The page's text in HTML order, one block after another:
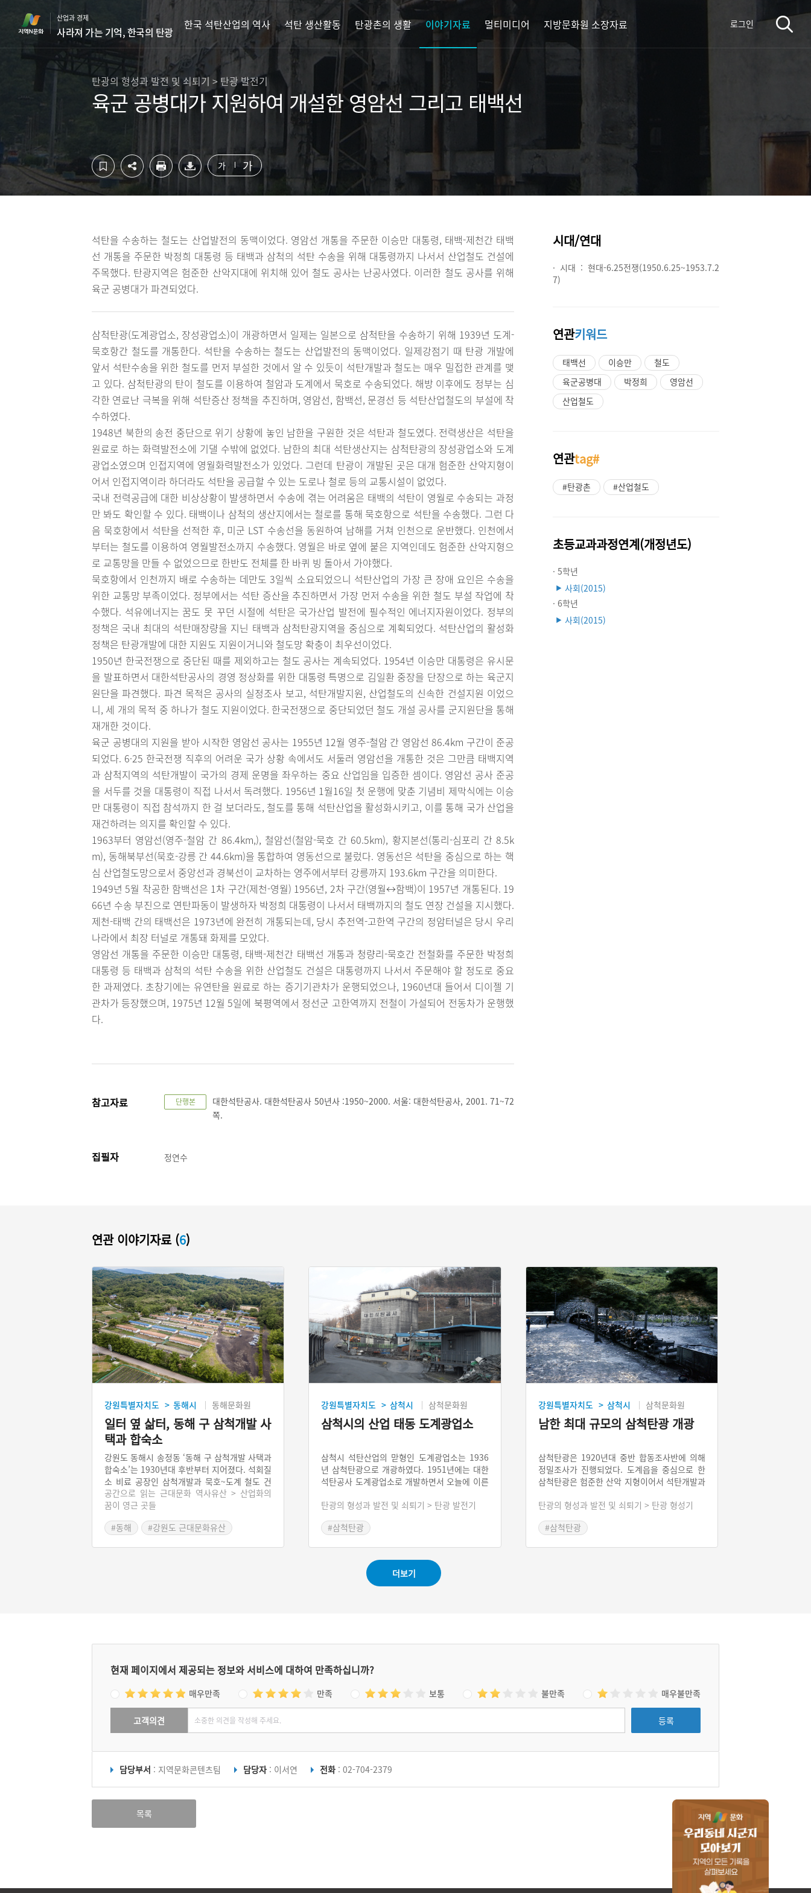
영
역
산업과 경제
사라져 가는 기억, 한국의 탄광
한국 석탄산업의 역사 석탄 생산활동 탄광촌의 생활 이야기자료 멀티미디어 지방문화원 소장자료 로그인
탄광의 형성과 발전 및 쇠퇴기 > 탄광 발전기
육군 공병대가 지원하여 개설한 영암선 그리고 태백선
가 가
석탄을 수송하는 철도는 산업발전의 동맥이었다. 영암선 개통을 주문한 이승만 대통령, 태백-제천간 태백
선 개통을 주문한 박정희 대통령 등 태백과 삼척의 석탄 수송을 위해 대통령까지 나서서 산업철도 건설에
주목했다. 탄광지역은 험준한 산악지대에 위치해 있어 철도 공사는 난공사였다. 이러한 철도 공사를 위해
육군 공병대가 파견되었다.
삼척탄광(도계광업소, 장성광업소)이 개광하면서 일제는 일본으로 삼척탄을 수송하기 위해 1939년 도계-
묵호항간 철도를 개통한다. 석탄을 수송하는 철도는 산업발전의 동맥이었다. 일제강점기 때 탄광 개발에
앞서 석탄수송을 위한 철도를 먼저 부설한 것에서 알 수 있듯이 석탄개발과 철도는 매우 밀접한 관계를 맺
고 있다. 삼척탄광의 탄이 철도를 이용하여 철암과 도계에서 묵호로 수송되었다. 해방 이후에도 정부는 심
각한 연료난 극복을 위해 석탄증산 정책을 추진하며, 영암선, 함백선, 문경선 등 석탄산업철도의 부설에 착
수하였다.
1948년 북한의 송전 중단으로 위기 상황에 놓인 남한을 구원한 것은 석탄과 철도였다. 전력생산은 석탄을
원료로 하는 화력발전소에 기댈 수밖에 없었다. 남한의 최대 석탄생산지는 삼척탄광의 장성광업소와 도계
광업소였으며 인접지역에 영월화력발전소가 있었다. 그런데 탄광이 개발된 곳은 대개 험준한 산악지형이
어서 인접지역이라 하더라도 석탄을 공급할 수 있는 도로나 철로 등의 교통시설이 없었다.
국내 전력공급에 대한 비상상황이 발생하면서 수송에 겪는 어려움은 태백의 석탄이 영월로 수송되는 과정
만 봐도 확인할 수 있다. 태백이나 삼척의 생산지에서는 철로를 통해 묵호항으로 석탄을 수송했다. 그런 다
음 묵호항에서 석탄을 선적한 후, 미군 LST 수송선을 동원하여 남해를 거쳐 인천으로 운반했다. 인천에서
부터는 철도를 이용하여 영월발전소까지 수송했다. 영월은 바로 옆에 붙은 지역인데도 험준한 산악지형으
로 교통망을 만들 수 없었으므로 한반도 전체를 한 바퀴 빙 돌아서 가야했다.
묵호항에서 인천까지 배로 수송하는 데만도 3일씩 소요되었으니 석탄산업의 가장 큰 장애 요인은 수송을
위한 교통망 부족이었다. 정부에서는 석탄 증산을 추진하면서 가장 먼저 수송을 위한 철도 부설 작업에 착
수했다. 석유에너지는 꿈도 못 꾸던 시절에 석탄은 국가산업 발전에 필수적인 에너지자원이었다. 정부의
정책은 국내 최대의 석탄매장량을 지닌 태백과 삼척탄광지역을 중심으로 계획되었다. 석탄산업의 활성화
정책은 탄광개발에 대한 지원도 지원이거니와 철도망 확충이 최우선이었다.
1950년 한국전쟁으로 중단된 때를 제외하고는 철도 공사는 계속되었다. 1954년 이승만 대통령은 유시문
을 발표하면서 대한석탄공사의 경영 정상화를 위한 대통령 특명으로 김일환 중장을 단장으로 하는 육군지
원단을 파견했다. 파견 목적은 공사의 실정조사 보고, 석탄개발지원, 산업철도의 신속한 건설지원 이었으
니, 세 개의 목적 중 하나가 철도 지원이었다. 한국전쟁으로 중단되었던 철도 개설 공사를 군지원단을 통해
재개한 것이다.
육군 공병대의 지원을 받아 시작한 영암선 공사는 1955년 12월 영주-철암 간 영암선 86.4km 구간이 준공
되었다. 6·25 한국전쟁 직후의 어려운 국가 상황 속에서도 서둘러 영암선을 개통한 것은 그만큼 태백지역
과 삼척지역의 석탄개발이 국가의 경제 운명을 좌우하는 중요 산업임을 입증한 셈이다. 영암선 공사 준공
을 서두를 것을 대통령이 직접 나서서 독려했다. 1956년 1월16일 첫 운행에 맞춘 기념비 제막식에는 이승
만 대통령이 직접 참석까지 한 걸 보더라도, 철도를 통해 석탄산업을 활성화시키고, 이를 통해 국가 산업을
재건하려는 의지를 확인할 수 있다.
1963부터 영암선(영주-철암 간 86.4km,), 철암선(철암-묵호 간 60.5km), 황지본선(통리-심포리 간 8.5k
m), 동해북부선(묵호-강릉 간 44.6km)을 통합하여 영동선으로 불렀다. 영동선은 석탄을 중심으로 하는 핵
심 산업철도망으로서 중앙선과 경북선이 교차하는 영주에서부터 강릉까지 193.6km 구간을 의미한다.
1949년 5월 착공한 함백선은 1차 구간(제천-영월) 1956년, 2차 구간(영월↔함백)이 1957년 개통된다. 19
66년 수송 부진으로 연탄파동이 발생하자 박정희 대통령이 나서서 태백까지의 철도 연장 건설을 지시했다.
제천-태백 간의 태백선은 1973년에 완전히 개통되는데, 당시 추전역-고한역 구간의 정암터널은 당시 우리
나라에서 최장 터널로 개통돼 화제를 모았다.
영암선 개통을 주문한 이승만 대통령, 태백-제천간 태백선 개통과 청량리-묵호간 전철화를 주문한 박정희
대통령 등 태백과 삼척의 석탄 수송을 위한 산업철도 건설은 대통령까지 나서서 주문해야 할 정도로 중요
한 과제였다. 초창기에는 유연탄을 원료로 하는 증기기관차가 운행되었으나, 1960년대 들어서 디이젤 기
관차가 등장했으며, 1975년 12월 5일에 북평역에서 정선군 고한역까지 전철이 가설되어 전동차가 운행했
다.
참고자료 단행본
대한석탄공사. 대한석탄공사 50년사 :1950~2000. 서울: 대한석탄공사, 2001. 71~72
쪽.
집필자 정연수
시대/연대
· 시대 : 현대-6.25전쟁(1950.6.25~1953.7.2
7)
연관키워드
태백선 이승만
철도
육군공병대
박정희
영암선
산업철도
연관tag#
#탄광촌 #산업철도
초등교과과정연계(개정년도)
· 5학년
▶ 사회(2015)
· 6학년
▶ 사회(2015)
연관 이야기자료 (6)
강원특별자치도 > 동해시 동해문화원
일터 옆 삶터, 동해 구 삼척개발 사
택과 합숙소
강원도 동해시 송정동 ‘동해 구 삼척개발 사택과
합숙소’는 1930년대 후반부터 지어졌다. 석회질
소 비료 공장인 삼척개발과 묵호~도계 철도 건
설을 위한 삼척철도의 직원용 사택이자 기숙사
다. 삼척개발의 전체 사택단지는 모두 31개 동
인데, 해방을 전후해 건축되었다. 31개 동 가운
데 4개 동(공장장 주택 1동, 공장 간부용 주택 2
공간으로 읽는 근대문화 역사유산 > 산업화의
꿈이 영근 곳들
#동해
#강원도 근대문화유산
강원특별자치도 > 삼척시 삼척문화원
삼척시의 산업 태동 도계광업소
삼척시 석탄산업의 맏형인 도계광업소는 1936
년 삼척탄광으로 개광하였다. 1951년에는 대한
석탄공사 도계광업소로 개발하면서 오늘에 이른
상황 속에서도 도계광업소는 3개의 갱구를 유지
하고 있으며, 2018년 5월 현재 석탄생산을 계속
하고 있다. 도계광업소는 삼척시의 핵심 산업의
탄광의 형성과 발전 및 쇠퇴기 > 탄광 발전기
#삼척탄광
강원특별자치도 > 삼척시 삼척문화원
남한 최대 규모의 삼척탄광 개광
삼척탄광은 1920년대 중반 합동조사반에 의해
정밀조사가 진행되었다. 도계읍을 중심으로 한
삼척탄광은 험준한 산악 지형이어서 석탄개발과
에 박차를 가한다. 삼척탄광의 생산탄은 묵호항
을 통해 일본까지 수송하는 것이 편리한 이점이
있었기 때문이다. 1936년에 4,500만원을 투자
탄광의 형성과 발전 및 쇠퇴기 > 탄광 형성기
#삼척탄광
더보기
현재 페이지에서 제공되는 정보와 서비스에 대하여 만족하십니까?
매우만족 만족 보통 불만족 매우불만족
고객의견 등록
담당부서 : 지역문화콘텐츠팀 담당자 : 이서연 전화 : 02-704-2379
목록